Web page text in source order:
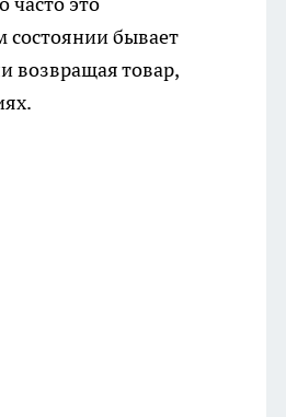
состоянии бывает
возвращая товар,